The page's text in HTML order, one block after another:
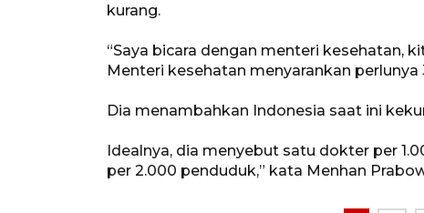
kurang.
“Saya bicara dengan menteri kesehatan,
Menteri kesehatan menyarankan
Dia menambahkan Indonesia saat ini
Idealnya, dia menyebut satu dokter per
per 2.000 penduduk,” kata Menhan